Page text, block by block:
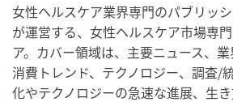
女性ヘルスケア業界専門のパブリッ
が運営する、女性ヘルスケア市場専
ア。カバー領域は、主要ニュース、業
消費トレンド、テクノロジー、調査/
化やテクノロジーの急速な進展、生